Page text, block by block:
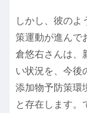
しかし、彼のよ
策運動が進んで
倉悠右さんは、
い状況を、今後
添加物予防策環
と存在します。